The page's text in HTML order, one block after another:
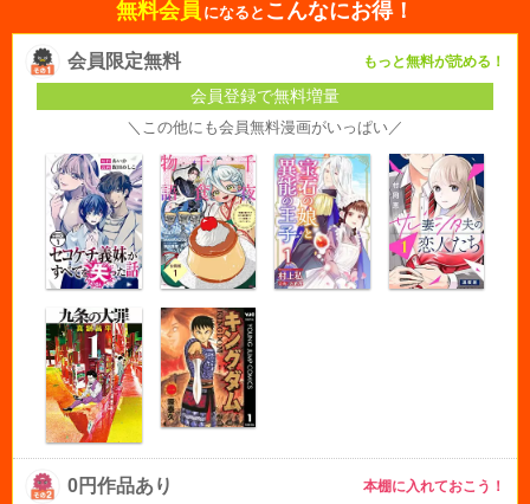
無料会員 になると こんなにお得！
会員限定無料 もっと無料が読める！
会員登録で無料増量
＼この他にも会員無料漫画がいっぱい／
0円作品あり 本棚に入れておこう！